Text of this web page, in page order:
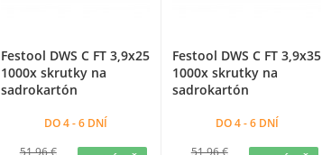
Festool DWS C FT 3,9x25
1000x skrutky na
sadrokartón
DO 4 - 6 DNÍ
51,96 €
Festool DWS C FT 3,9x35
1000x skrutky na
sadrokartón
DO 4 - 6 DNÍ
51,96 €